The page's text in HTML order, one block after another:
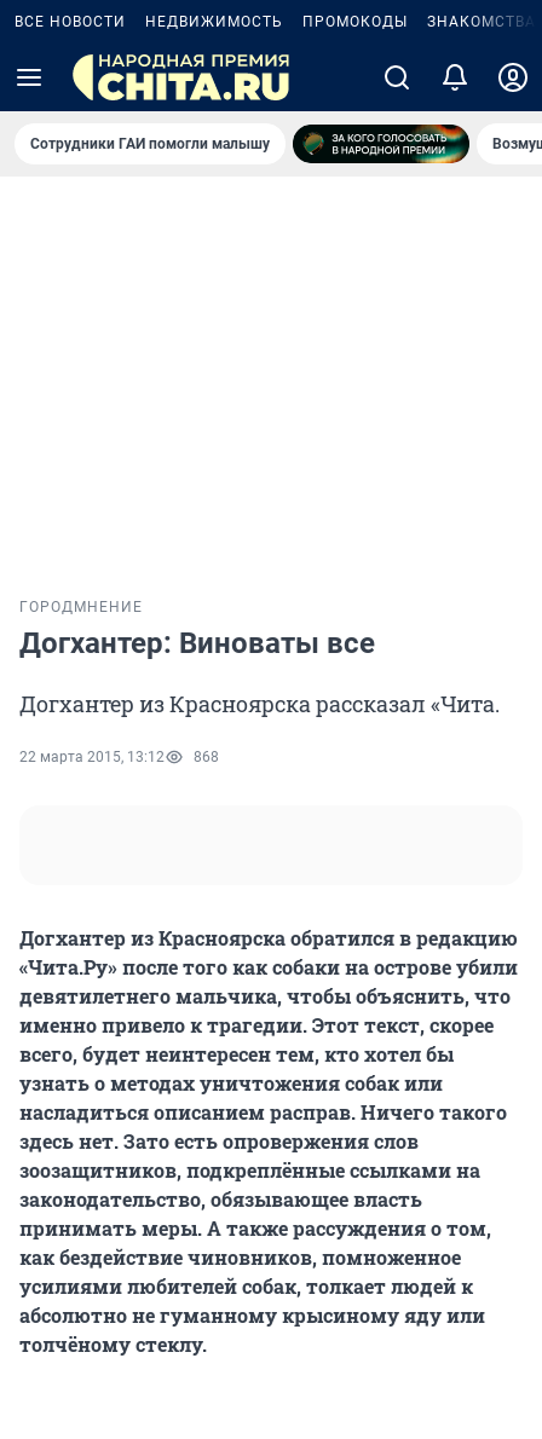
ВСЕ НОВОСТИ НЕДВИЖИМОСТЬ ПРОМОКОДЫ ЗНАКОМСТВА
Сотрудники ГАИ помогли малышу
ГОРОД МНЕНИЕ
Догхантер: Виноваты все
Догхантер из Красноярска рассказал «Чита.
22 марта 2015, 13:12 868
Догхантер из Красноярска обратился в редакцию
«Чита.Ру» после того как собаки на острове убили
девятилетнего мальчика, чтобы объяснить, что
именно привело к трагедии. Этот текст, скорее
всего, будет неинтересен тем, кто хотел бы
узнать о методах уничтожения собак или
насладиться описанием расправ. Ничего такого
здесь нет. Зато есть опровержения слов
зоозащитников, подкреплённые ссылками на
законодательство, обязывающее власть
принимать меры. А также рассуждения о том,
как бездействие чиновников, помноженное
усилиями любителей собак, толкает людей к
абсолютно не гуманному крысиному яду или
толчёному стеклу.